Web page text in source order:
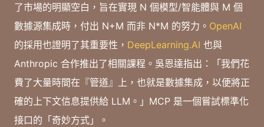
了市場的明顯空白，旨在實現 N 個模型/智能體與 M 個
數據源集成時，付出 N+M 而非 N*M 的努力。 OpenAI
的採用也證明了其重要性， DeepLearning.AI 也與
Anthropic 合作推出了相關課程。吳恩達指出：「我們花
費了大量時間在『管道』上，也就是數據集成，以便將正
確的上下文信息提供給 LLM。」MCP 是一個嘗試標準化
接口的「奇妙方式」。